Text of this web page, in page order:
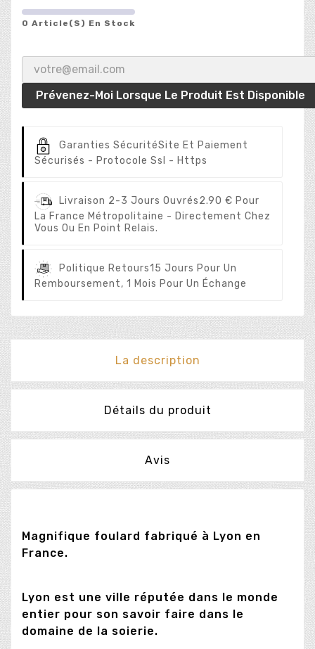
0 Article(s) En Stock
Prévenez-Moi Lorsque Le Produit Est Disponible
Garanties SécuritéSite Et Paiement
Sécurisés - Protocole Ssl - Https
Livraison 2-3 Jours Ouvrés2.90 € Pour
La France Métropolitaine - Directement Chez
Vous Ou En Point Relais.
Politique Retours15 Jours Pour Un
Remboursement, 1 Mois Pour Un Échange
La description
Détails du produit
Avis
Magnifique foulard fabriqué à Lyon en
France.
Lyon est une ville réputée dans le monde
entier pour son savoir faire dans le
domaine de la soierie.